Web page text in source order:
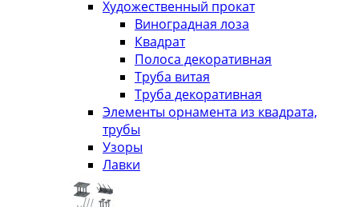
Художественный прокат
Виноградная лоза
Квадрат
Полоса декоративная
Труба витая
Труба декоративная
Элементы орнамента из квадрата,
трубы
Узоры
Лавки